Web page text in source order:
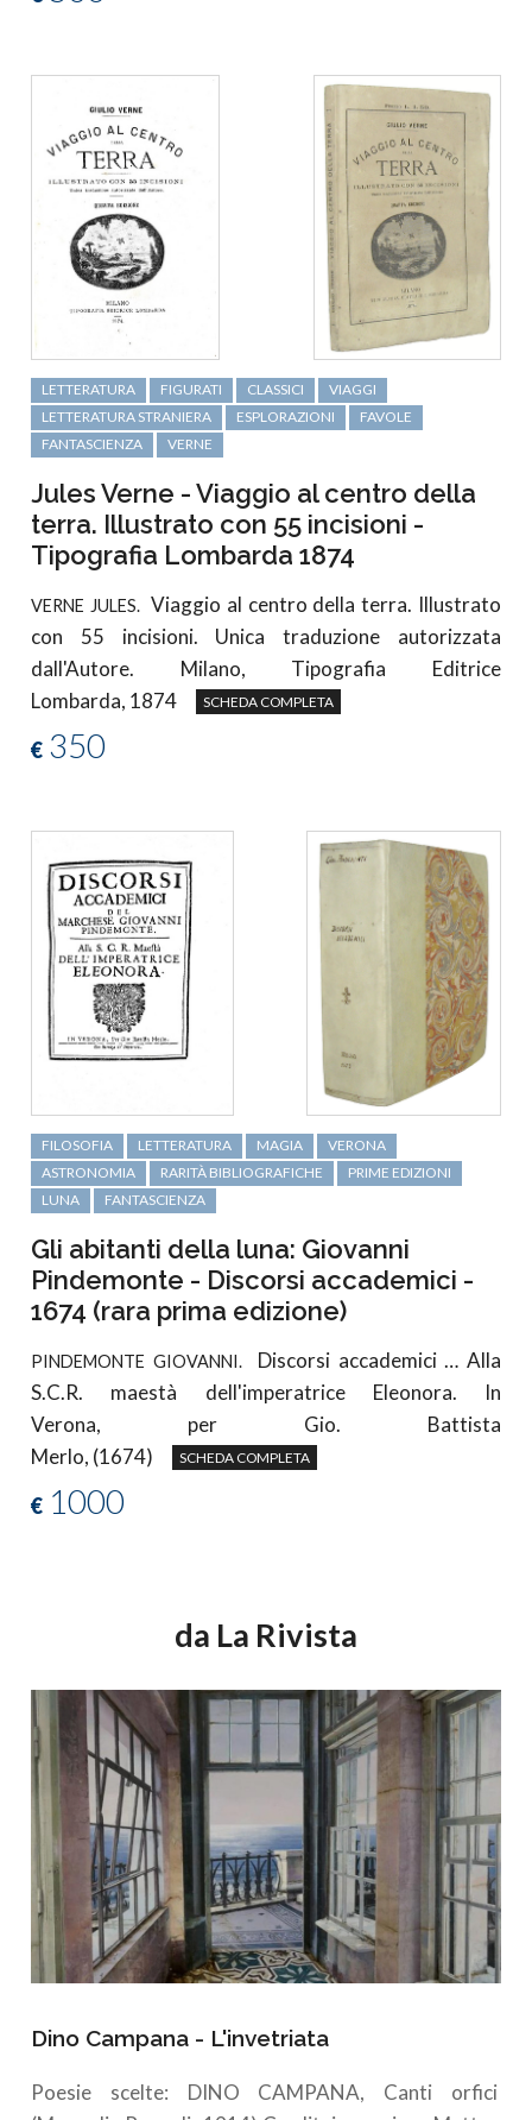
LETTERATURA FIGURATI CLASSICI
VIAGGI
LETTERATURA STRANIERA
ESPLORAZIONI
FAVOLE
FANTASCIENZA
VERNE
Jules Verne - Viaggio al centro della
terra. Illustrato con 55 incisioni -
Tipografia Lombarda 1874
VERNE JULES. Viaggio al centro della terra. Illustrato
con 55 incisioni. Unica traduzione autorizzata
dall'Autore. Milano, Tipografia Editrice
Lombarda, 1874
SCHEDA COMPLETA
€ 350
FILOSOFIA LETTERATURA MAGIA
VERONA
ASTRONOMIA
RARITÀ BIBLIOGRAFICHE
PRIME EDIZIONI
LUNA
FANTASCIENZA
Gli abitanti della luna: Giovanni
Pindemonte - Discorsi accademici -
1674 (rara prima edizione)
PINDEMONTE GIOVANNI.
Discorsi accademici … Alla
S.C.R. maestà dell'imperatrice Eleonora. In
Verona, per Gio. Battista
Merlo, (1674)
SCHEDA COMPLETA
€ 1000
da La Rivista
Dino Campana - L'invetriata
Poesie scelte: DINO CAMPANA, Canti orfici